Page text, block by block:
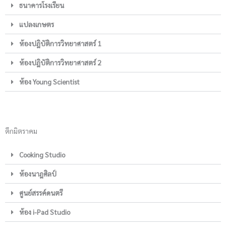
ธนาคารโรงเรียน
แปลงเกษตร
ห้องปฎิบัติการวิทยาศาสตร์ 1
ห้องปฎิบัติการวิทยาศาสตร์ 2
ห้อง Young Scientist
ตึกมิตราคม
Cooking Studio
ห้องนาฎศิลป์
ศูนย์สรรค์ดนตรี
ห้อง i-Pad Studio